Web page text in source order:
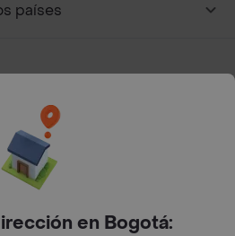
países
Google play
en Bogotá: